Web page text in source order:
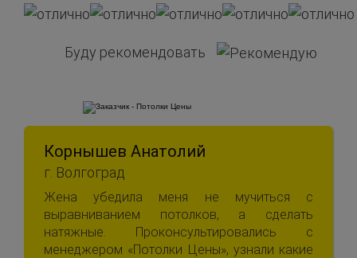
Буду рекомендовать
Корнышев Анатолий
г. Волгоград
Жена убедила меня не мучиться с
выравниванием потолков, а сделать
натяжные. Проконсультировались с
менеджером «Потолки Цены», узнали какие